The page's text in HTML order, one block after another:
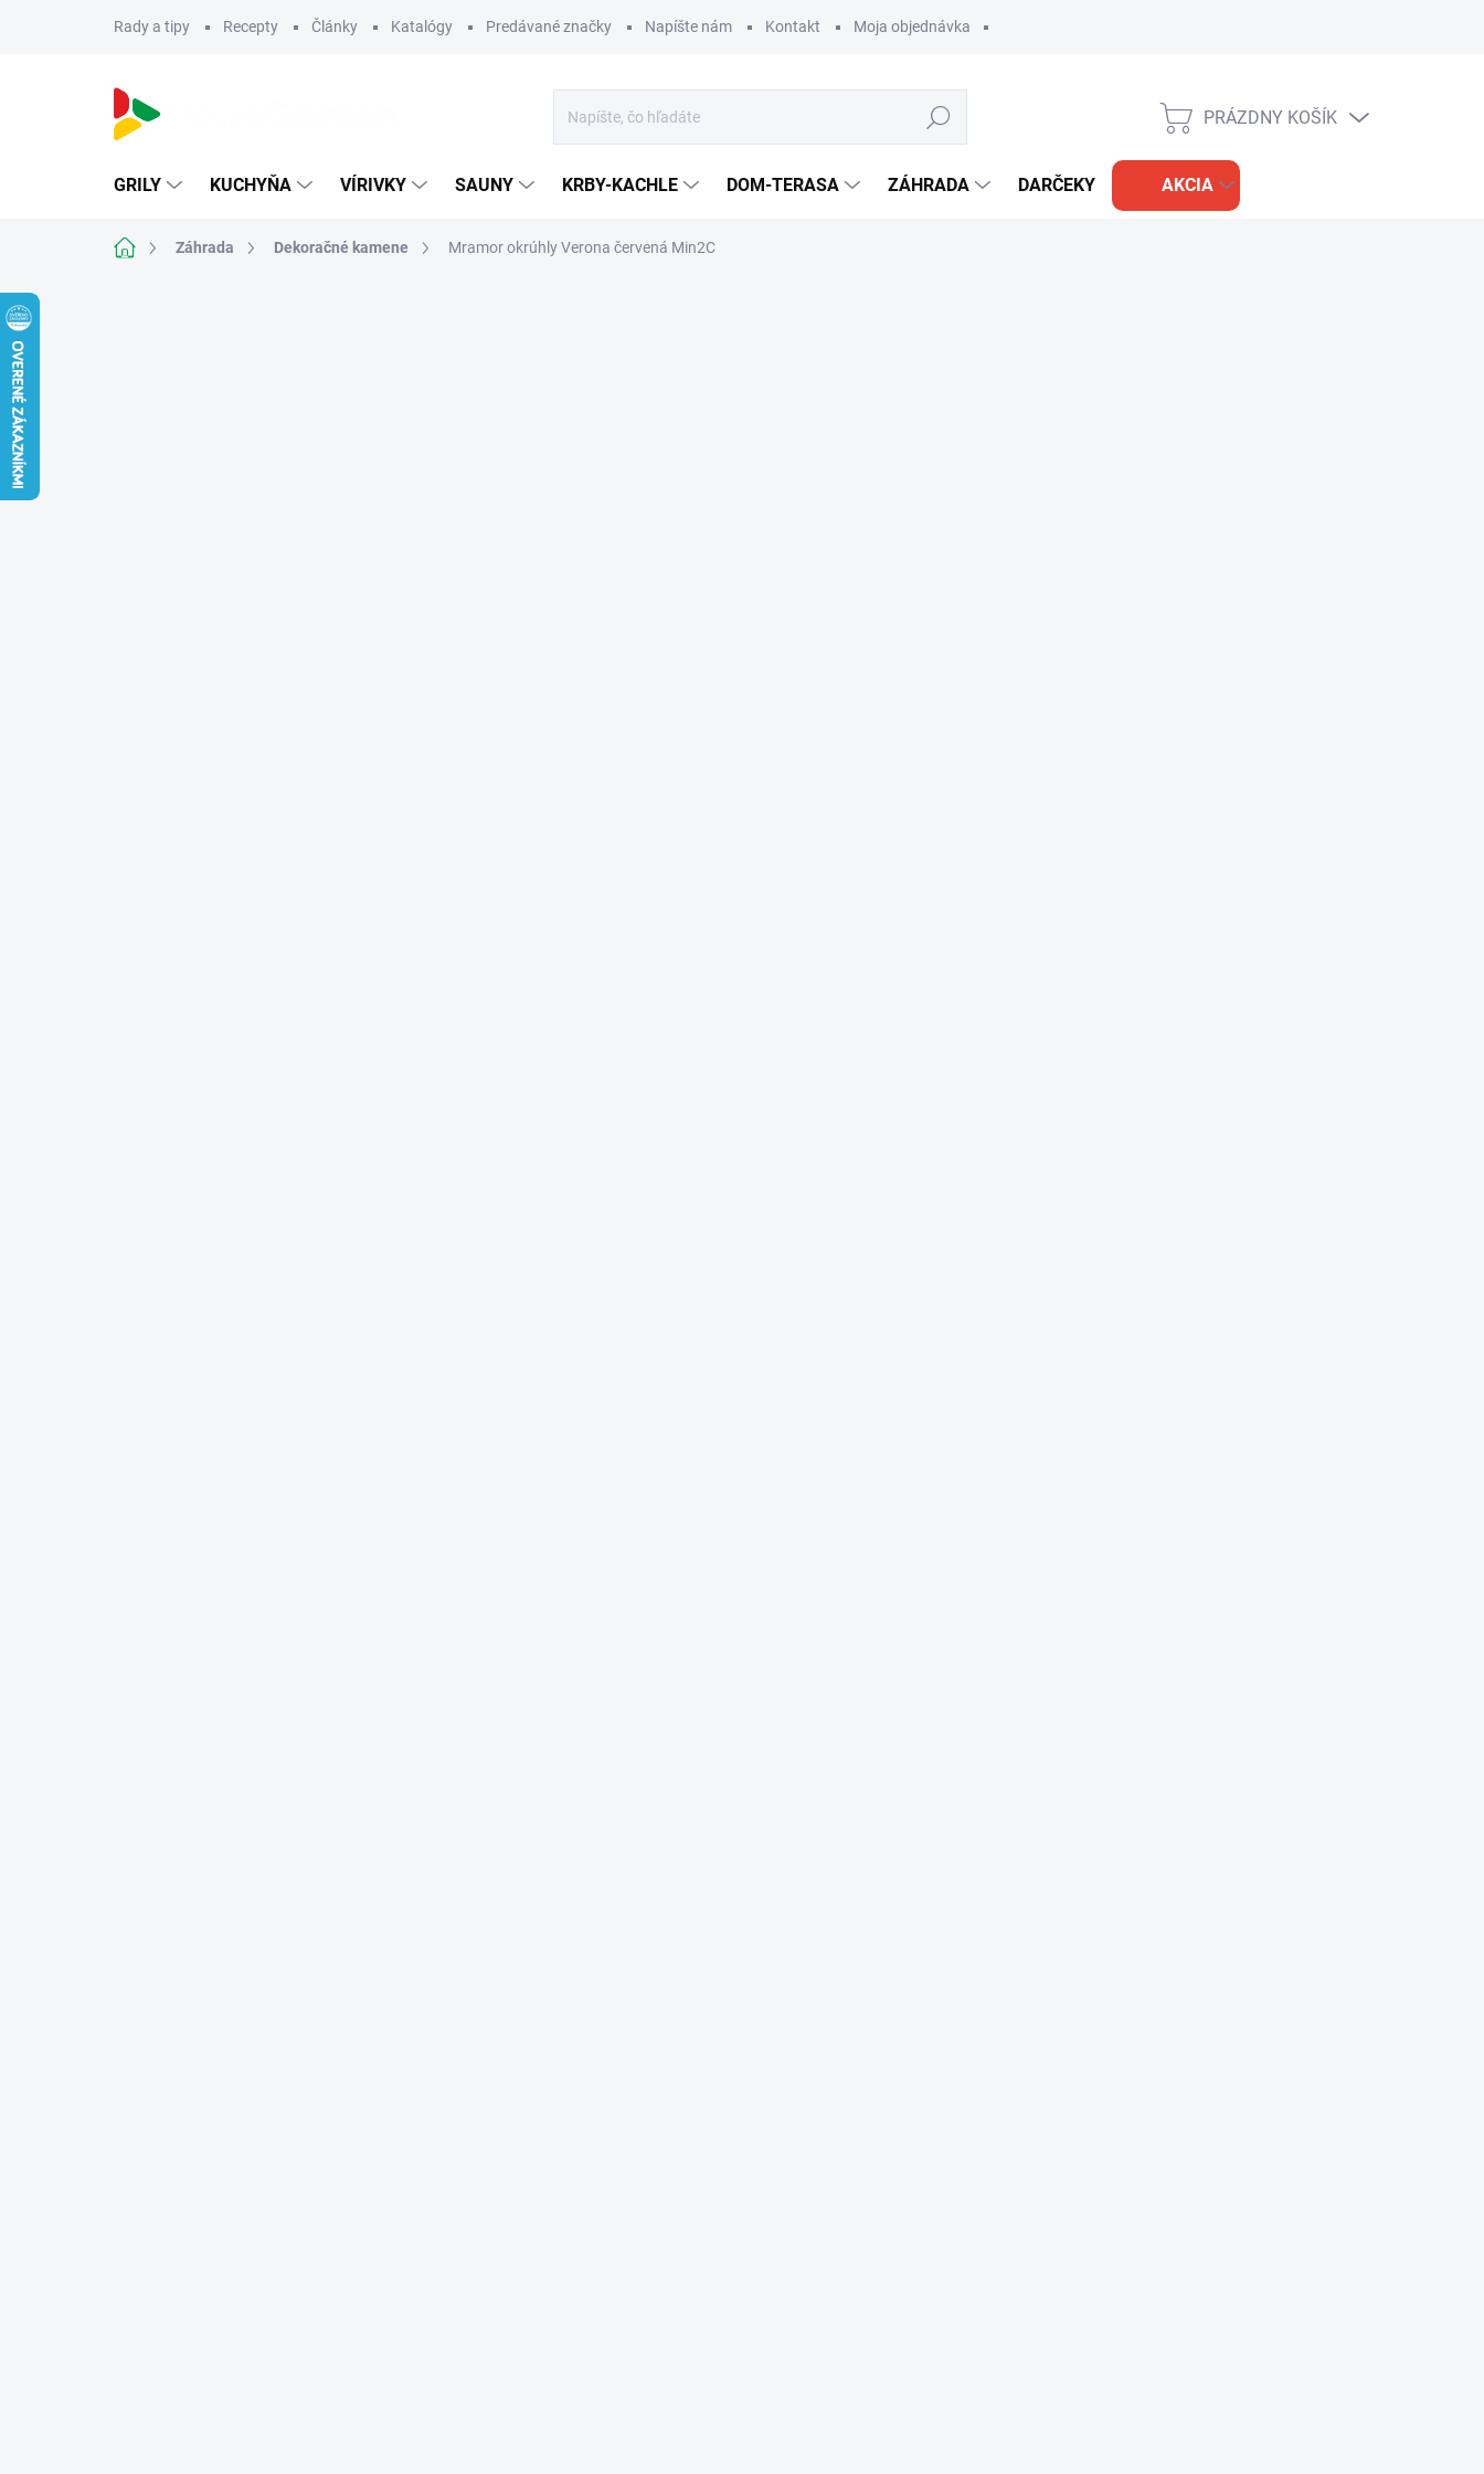
Rady a tipy Recepty Články Katalógy Predávané značky Napíšte nám Kontakt Moja objednávka
Hľadať
NÁKUPNÝ
PRÁZDNY KOŠÍK
GRILY KUCHYŇA VÍRIVKY SAUNY KRBY-KACHLE DOM-TERASA ZÁHRADA DARČEKY AKCIA
DomovZáhrada Dekoračné kamene Mramor okrúhly Verona červená Min2C